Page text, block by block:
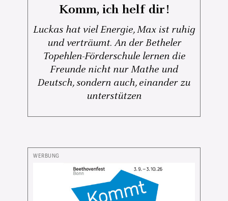
Komm, ich helf dir!
Luckas hat viel Energie, Max ist ruhig
und verträumt. An der Betheler
Topehlen-Förderschule lernen die
Freunde nicht nur Mathe und
Deutsch, sondern auch, einander zu
unterstützen